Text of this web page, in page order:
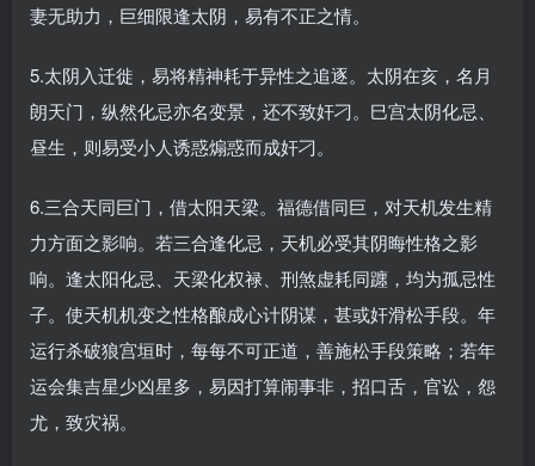
妻无助力，巨细限逢太阴，易有不正之情。
5.太阴入迁徙，易将精神耗于异性之追逐。太阴在亥，名月
朗天门，纵然化忌亦名变景，还不致奸刁。巳宫太阴化忌、
昼生，则易受小人诱惑煽惑而成奸刁。
6.三合天同巨门，借太阳天梁。福德借同巨，对天机发生精
力方面之影响。若三合逢化忌，天机必受其阴晦性格之影
响。逢太阳化忌、天梁化权禄、刑煞虚耗同躔，均为孤忌性
子。使天机机变之性格酿成心计阴谋，甚或奸滑松手段。年
运行杀破狼宫垣时，每每不可正道，善施松手段策略；若年
运会集吉星少凶星多，易因打算闹事非，招口舌，官讼，怨
尤，致灾祸。